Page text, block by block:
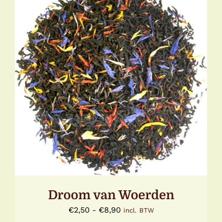
OPTIES SELECTEREN DIT
PRODUCT
HEEFT
MEERDERE
VARIATIES.
DEZE
OPTIE
KAN
GEKOZEN
WORDEN
OP
PRODUCTPAGINA
/ DETAILS
Droom van Woerden
€2,50 - €8,90Prijsklasse:
incl. BTW